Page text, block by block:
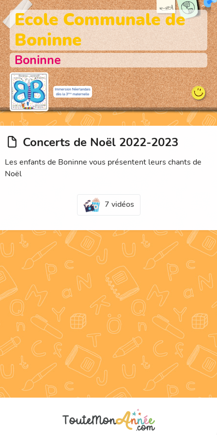
Ecole Communale de
Boninne
Boninne
Concerts de Noël 2022-2023
Les enfants de Boninne vous présentent leurs chants de
Noël
7 vidéos